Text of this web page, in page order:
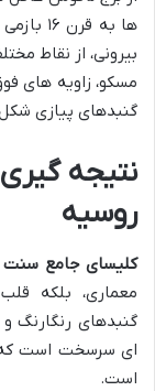
ها به
بیرونی، از نقاط
مسکو، زاویه های
گنبدهای پیازی
نتیجه
روسیه
کلیسای جامع سنت
معماری، بلکه
گنبدهای رنگارنگ
ای سرسخت است که
است.